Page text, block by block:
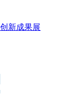
新成果展